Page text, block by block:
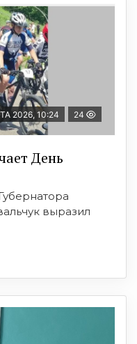
2026, 10:24 24
День
выразил